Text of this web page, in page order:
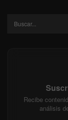
Recibe
análisis